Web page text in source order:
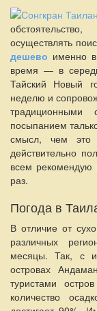
осуществлять
дешево именно
время — в
Тайский Новый
неделю и
посыпанием
смысл, чем это
действительно
всем рекомендую
раз.
Погода в
В отличие от
различных
месяцы. Так, с
островах
туристами
количество